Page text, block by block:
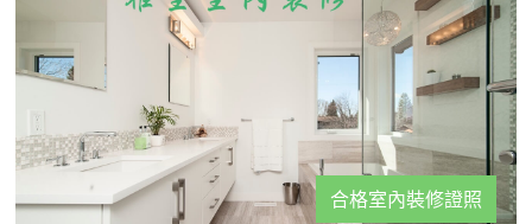
合格室內裝修證照